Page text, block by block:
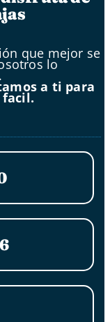
que mejor se
lo
a ti para